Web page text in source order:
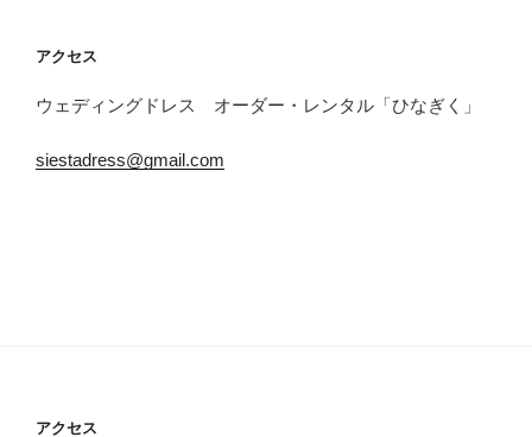
アクセス
ウェディングドレス オーダー・レンタル「ひなぎく」
siestadress@gmail.com
アクセス